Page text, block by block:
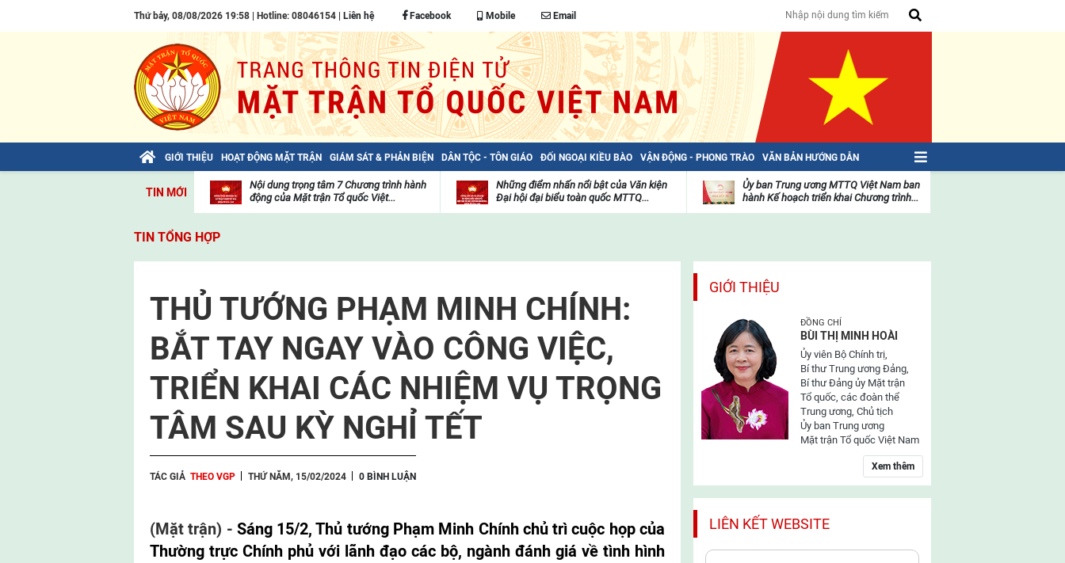
Thứ bảy, 08/08/2026 19:58 | Hotline: 08046154 | Liên hệ Facebook Mobile Email
GIỚI THIỆU HOẠT ĐỘNG MẶT TRẬN GIÁM SÁT & PHẢN BIỆN DÂN TỘC - TÔN GIÁO ĐỐI NGOẠI KIỀU BÀO VẬN ĐỘNG - PHONG TRÀO VĂN BẢN HƯỚNG DẪN
TIN MỚI
Bài viết của Tổng Bí thư Tô Lâm: TIẾN
viện
Nội dung trọng tâm 7 Chương trình hành
động của Mặt trận Tổ quốc Việt...
Những điểm nhấn nổi bật của Văn kiện
Đại hội đại biểu toàn quốc MTTQ...
mặt
trận
Ủy ban Trung ương MTTQ Việt Nam ban
hành Kế hoạch triển khai Chương trình...
TIN TỔNG HỢP
THỦ TƯỚNG PHẠM MINH CHÍNH:
BẮT TAY NGAY VÀO CÔNG VIỆC,
TRIỂN KHAI CÁC NHIỆM VỤ TRỌNG
TÂM SAU KỲ NGHỈ TẾT
TÁC GIẢ THEO VGP THỨ NĂM, 15/02/2024 0 BÌNH LUẬN
(Mặt trận) - Sáng 15/2, Thủ tướng Phạm Minh Chính chủ trì cuộc họp của
Thường trực Chính phủ với lãnh đạo các bộ, ngành đánh giá về tình hình
GIỚI THIỆU
ĐỒNG CHÍ
BÙI THỊ MINH HOÀI
Ủy viên Bộ Chính trị,
Bí thư Trung ương Đảng,
Bí thư Đảng ủy Mặt trận
Tổ quốc, các đoàn thể
Trung ương, Chủ tịch
Ủy ban Trung ương
Mặt trận Tổ quốc Việt Nam
Xem thêm
LIÊN KẾT WEBSITE